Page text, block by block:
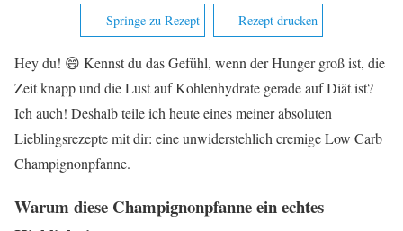
Springe zu Rezept Rezept drucken
Hey du! 😄 Kennst du das Gefühl, wenn der Hunger groß ist, die
Zeit knapp und die Lust auf Kohlenhydrate gerade auf Diät ist?
Ich auch! Deshalb teile ich heute eines meiner absoluten
Lieblingsrezepte mit dir: eine unwiderstehlich cremige Low Carb
Champignonpfanne.
Warum diese Champignonpfanne ein echtes